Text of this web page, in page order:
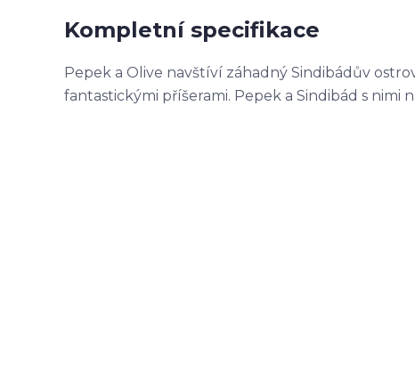
Kompletní specifikace
Pepek a Olive navštíví záhadný Sindibádův
fantastickými příšerami. Pepek a Sindibád s nimi